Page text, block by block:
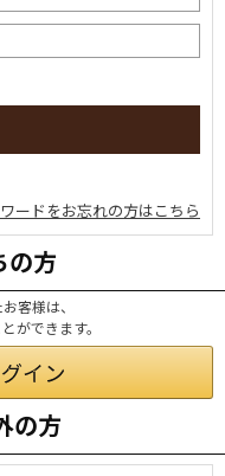
ードをお忘れの方はこちら
の方
客様は、
ができます。
の方